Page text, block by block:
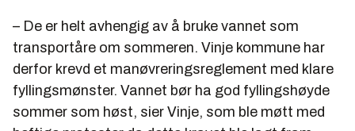
– De er helt avhengig av å bruke vannet som
transportåre om sommeren. Vinje kommune har
derfor krevd et manøvreringsreglement med klare
fyllingsmønster. Vannet bør ha god fyllingshøyde
sommer som høst, sier Vinje, som ble møtt med